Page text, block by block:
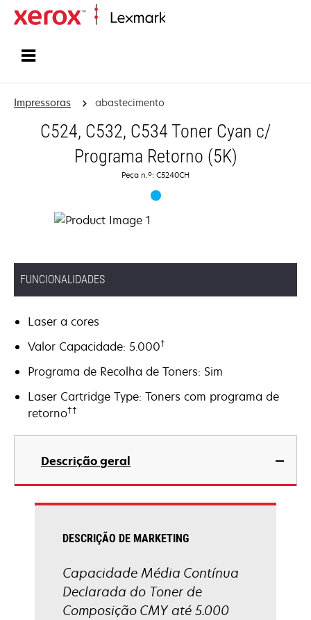
Impressoras abastecimento
C524, C532, C534 Toner Cyan c/
Programa Retorno (5K)
Peça n.º: C5240CH
FUNCIONALIDADES
Laser a cores
Valor Capacidade: 5.000†
Programa de Recolha de Toners: Sim
Laser Cartridge Type: Toners com programa de
retorno††
Descrição geral
DESCRIÇÃO DE MARKETING
Capacidade Média Contínua
Declarada do Toner de
Composição CMY até 5.000